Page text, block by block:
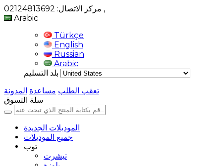
,
Arabic
Türkçe
English
Russian
Arabic
بلد التسليم
تعقب الطلب مساعدة المدونة
سلة التسوق
الموديلات الجديدة
جميع الموديلات
توب
تيشرت